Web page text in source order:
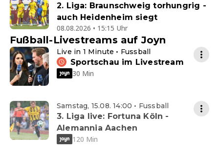
2. Liga: Braunschweig torhungrig -
auch Heidenheim siegt
08.08.2026 • 15:15 Uhr
Fußball-Livestreams auf Joyn
Live in 1 Minute • Fussball
Sportschau im Livestream
30 Min
Samstag, 15.08. 14:00 • Fussball
3. Liga live: Fortuna Köln -
Alemannia Aachen
120 Min